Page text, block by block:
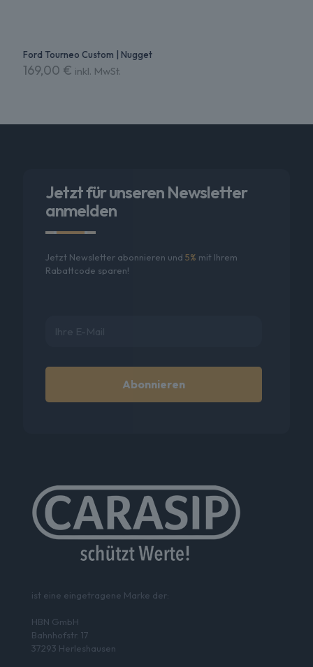
Ford Tourneo Custom | Nugget
169,00 € inkl. MwSt.
mehrere
können
Produktseite
werden
Jetzt für unseren Newsletter
anmelden
Jetzt Newsletter abonnieren und 5% mit Ihrem
Rabattcode sparen!
ist eine eingetragene Marke der:
HBN GmbH
Bahnhofstr. 17
37293 Herleshausen